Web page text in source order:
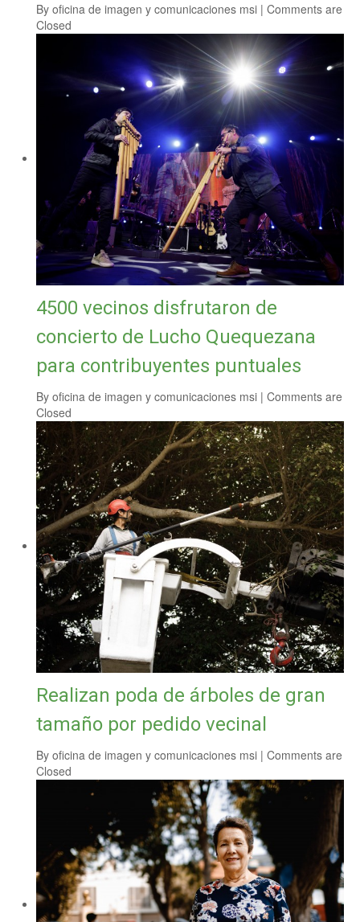
By oficina de imagen y comunicaciones msi | Comments are
Closed
4500 vecinos disfrutaron de
concierto de Lucho Quequezana
para contribuyentes puntuales
By oficina de imagen y comunicaciones msi | Comments are
Closed
Realizan poda de árboles de gran
tamaño por pedido vecinal
By oficina de imagen y comunicaciones msi | Comments are
Closed